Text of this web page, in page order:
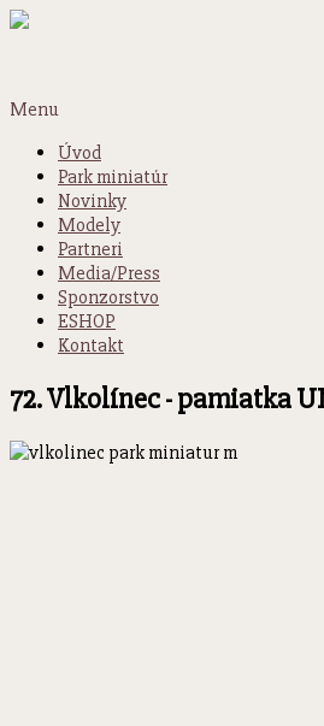
Menu
Úvod
Park miniatúr
Novinky
Modely
Partneri
Media/Press
Sponzorstvo
ESHOP
Kontakt
72. Vlkolínec - pamiatka